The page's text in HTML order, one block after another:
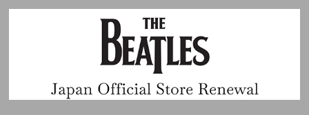
応募用シリアル/応募サイトURL通知日時：3月10日(火)18:00以降
応募期間：3月10日(火)18:00～3月12日(木)23:59
当落発表：3月16日(月)18:00頃
応募用シリアル/応募サイトURL通知日時：3月19日(木)18:00以降